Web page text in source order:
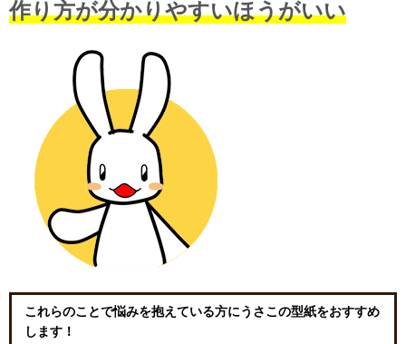
作り方が分かりやすいほうがいい
これらのことで悩みを抱えている方にうさこの型紙をおすすめ
します！